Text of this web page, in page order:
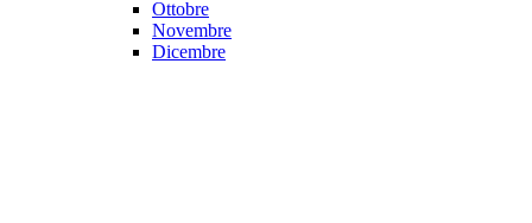
Ottobre
Novembre
Dicembre